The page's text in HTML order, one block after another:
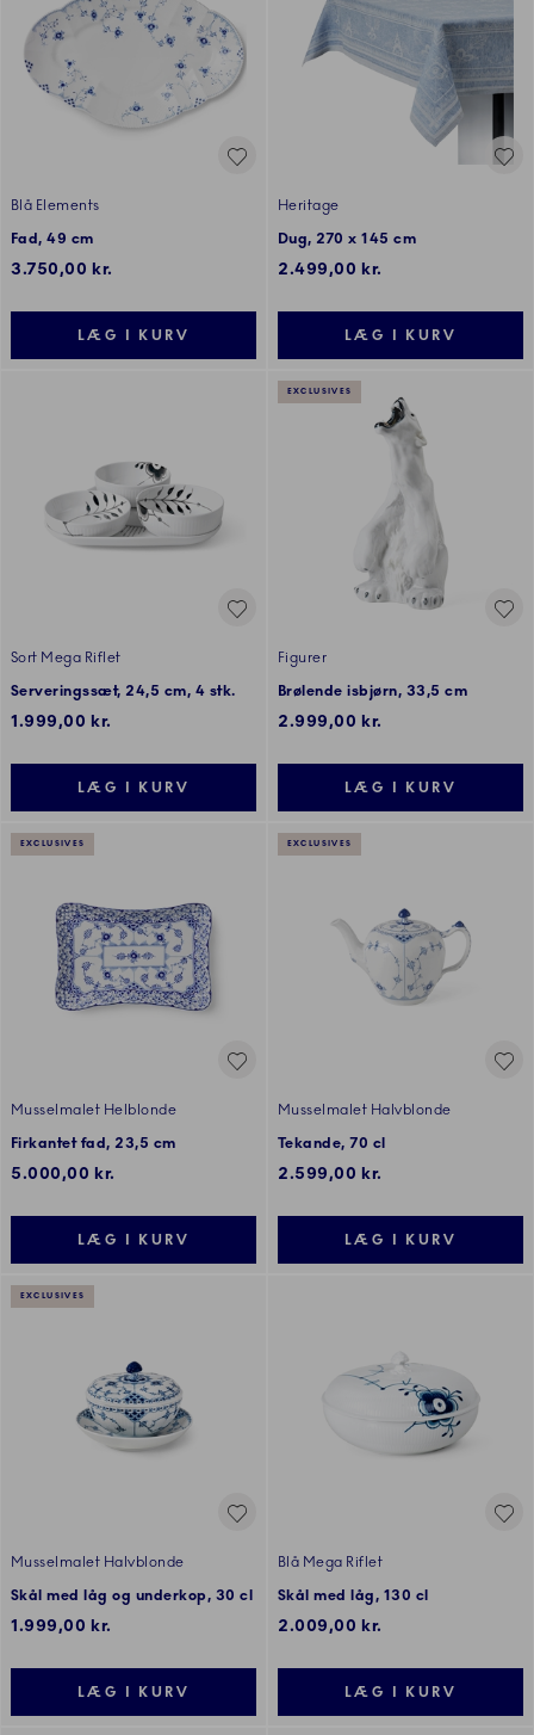
Blå Elements
Fad, 49 cm
3.750,00 kr.
LÆG I KURV
Heritage
Dug, 270 x 145 cm
2.499,00 kr.
LÆG I KURV
Sort Mega Riflet
Serveringssæt, 24,5 cm, 4 stk.
1.999,00 kr.
LÆG I KURV
EXCLUSIVES
Figurer
Brølende isbjørn, 33,5 cm
2.999,00 kr.
LÆG I KURV
EXCLUSIVES
Musselmalet Helblonde
Firkantet fad, 23,5 cm
5.000,00 kr.
LÆG I KURV
EXCLUSIVES
Musselmalet Halvblonde
Tekande, 70 cl
2.599,00 kr.
LÆG I KURV
EXCLUSIVES
Musselmalet Halvblonde
Skål med låg og underkop, 30 cl
1.999,00 kr.
LÆG I KURV
Blå Mega Riflet
Skål med låg, 130 cl
2.009,00 kr.
LÆG I KURV